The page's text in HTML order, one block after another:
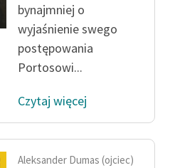
bynajmniej o
wyjaśnienie swego
postępowania
Portosowi...
Czytaj więcej
Aleksander Dumas (ojciec)